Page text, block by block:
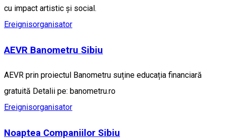
cu impact artistic și social.
Ereignisorganisator
AEVR Banometru Sibiu
AEVR prin proiectul Banometru suține educația financiară
gratuită Detalii pe: banometru.ro
Ereignisorganisator
Noaptea Companiilor Sibiu